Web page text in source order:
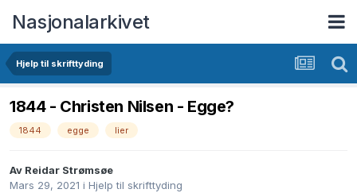
Nasjonalarkivet
Hjelp til skrifttyding
1844 - Christen Nilsen - Egge?
1844 egge lier
Av Reidar Strømsøe
Mars 29, 2021 i Hjelp til skrifttyding